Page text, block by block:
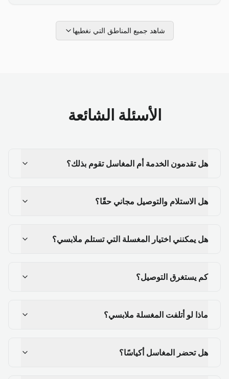
شاهد جميع المناطق التي نغطيها
الأسئلة الشائعة
هل تقدمون الخدمة أم المغاسل تقوم بذلك؟
هل الاستلام والتوصيل مجاني حقًا؟
هل يمكنني اختيار المغسلة التي تستلم ملابسي؟
كم يستغرق التوصيل؟
ماذا لو أتلفت المغسلة ملابسي؟
هل تحضر المغاسل أكياسًا؟